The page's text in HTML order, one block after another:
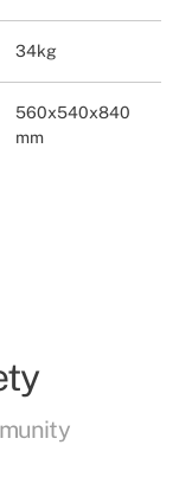
34kg
560x540x840
mm